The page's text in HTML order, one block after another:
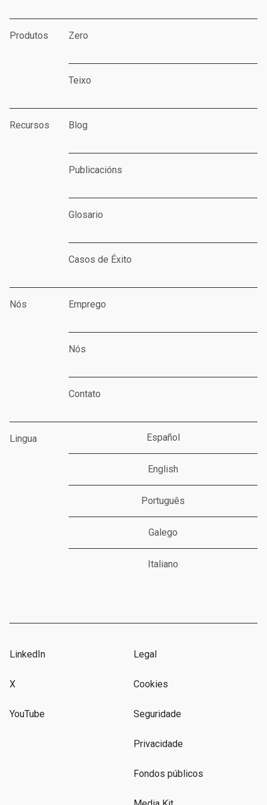
Produtos Zero
Teixo
Recursos Blog
Publicacións
Glosario
Casos de Éxito
Nós Emprego
Nós
Contato
Lingua Español
English
Português
Galego
Italiano
LinkedIn
X
YouTube
Legal
Cookies
Seguridade
Privacidade
Fondos públicos